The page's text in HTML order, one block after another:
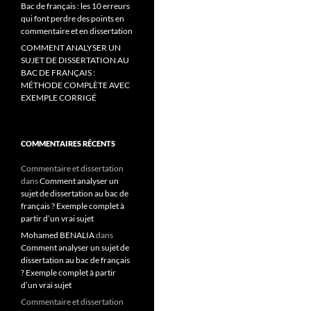
Bac de français : les 10 erreurs
qui font perdre des points en
commentaire et en dissertation
COMMENT ANALYSER UN
SUJET DE DISSERTATION AU
BAC DE FRANÇAIS :
MÉTHODE COMPLÈTE AVEC
EXEMPLE CORRIGÉ
COMMENTAIRES RÉCENTS
Commentaire et dissertation
dansComment analyser un
sujet de dissertation au bac de
français ? Exemple complet à
partir d’un vrai sujet
Mohamed BENALIAdans
Comment analyser un sujet de
dissertation au bac de français
? Exemple complet à partir
d’un vrai sujet
Commentaire et dissertation